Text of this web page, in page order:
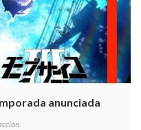
anunciada